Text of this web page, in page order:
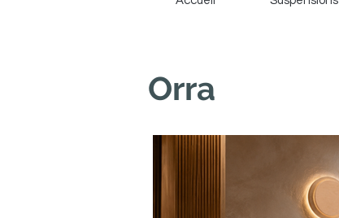
Orra